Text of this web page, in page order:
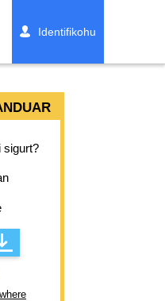
Identifikohu
sigurt?